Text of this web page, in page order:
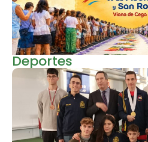
Deportes